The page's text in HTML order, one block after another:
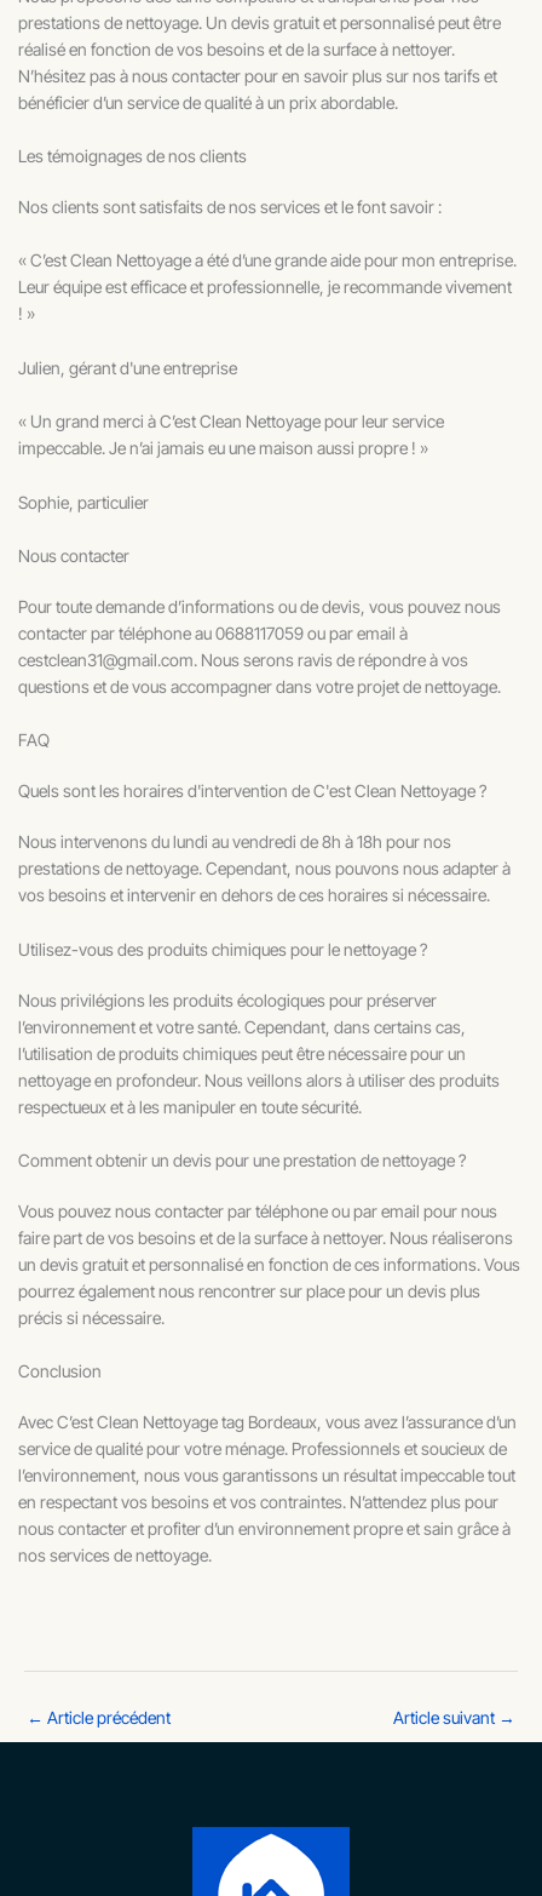
prestations de nettoyage. Un devis gratuit et personnalisé peut être
réalisé en fonction de vos besoins et de la surface à nettoyer.
N’hésitez pas à nous contacter pour en savoir plus sur nos tarifs et
bénéficier d’un service de qualité à un prix abordable.
Les témoignages de nos clients
Nos clients sont satisfaits de nos services et le font savoir :
« C’est Clean Nettoyage a été d’une grande aide pour mon entreprise.
Leur équipe est efficace et professionnelle, je recommande vivement
! »
Julien, gérant d'une entreprise
« Un grand merci à C’est Clean Nettoyage pour leur service
impeccable. Je n’ai jamais eu une maison aussi propre ! »
Sophie, particulier
Nous contacter
Pour toute demande d’informations ou de devis, vous pouvez nous
contacter par téléphone au 0688117059ou par email à
cestclean31@gmail.com. Nous serons ravis de répondre à vos
questions et de vous accompagner dans votre projet de nettoyage.
FAQ
Quels sont les horaires d'intervention de C'est Clean Nettoyage ?
Nous intervenons du lundi au vendredi de 8h à 18h pour nos
prestations de nettoyage. Cependant, nous pouvons nous adapter à
vos besoins et intervenir en dehors de ces horaires si nécessaire.
Utilisez-vous des produits chimiques pour le nettoyage ?
Nous privilégions les produits écologiques pour préserver
l’environnement et votre santé. Cependant, dans certains cas,
l’utilisation de produits chimiques peut être nécessaire pour un
nettoyage en profondeur. Nous veillons alors à utiliser des produits
respectueux et à les manipuler en toute sécurité.
Comment obtenir un devis pour une prestation de nettoyage ?
Vous pouvez nous contacter par téléphone ou par email pour nous
faire part de vos besoins et de la surface à nettoyer. Nous réaliserons
un devis gratuit et personnalisé en fonction de ces informations. Vous
pourrez également nous rencontrer sur place pour un devis plus
précis si nécessaire.
Conclusion
Avec C’est Clean Nettoyage tag Bordeaux, vous avez l’assurance d’un
service de qualité pour votre ménage. Professionnels et soucieux de
l’environnement, nous vous garantissons un résultat impeccable tout
en respectant vos besoins et vos contraintes. N’attendez plus pour
nous contacter et profiter d’un environnement propre et sain grâce à
nos services de nettoyage.
← Article précédent Article suivant →